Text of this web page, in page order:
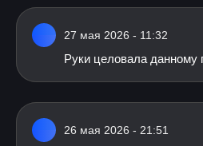
27 мая 2026 - 11:32
Руки целовала данному
26 мая 2026 - 21:51